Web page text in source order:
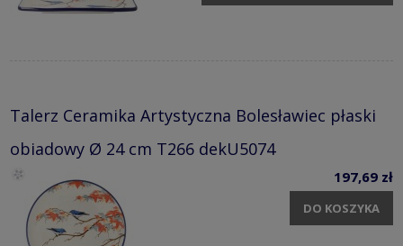
Talerz Ceramika Artystyczna Bolesławiec płaski
obiadowy Ø 24 cm T266 dekU5074
197,69 zł
DO KOSZYKA